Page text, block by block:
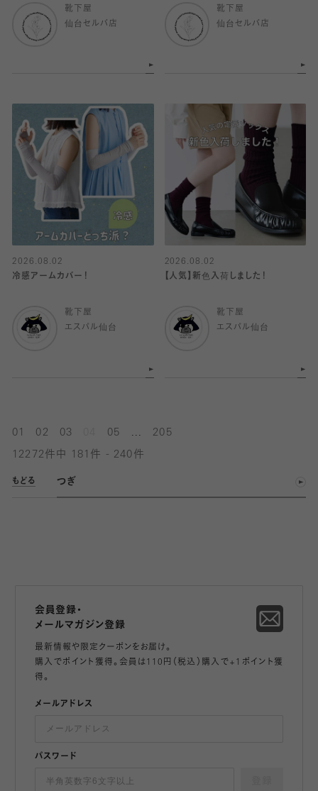
靴下屋
仙台セルバ店
靴下屋
仙台セルバ店
2026.08.02
冷感アームカバー！
靴下屋
エスパル仙台
2026.08.02
【人気】新色入荷しました！
靴下屋
エスパル仙台
01 02 03 05 205
12272件中 181件 - 240件
もどる つぎ
会員登録・
メールマガジン登録
最新情報や限定クーポンをお届け。
購入でポイント獲得。会員は110円（税込）購入で+1ポイント獲
得。
メールアドレス
パスワード